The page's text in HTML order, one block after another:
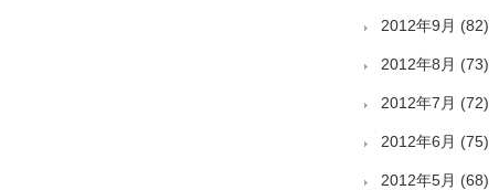
2012年9月 (82)
2012年8月 (73)
2012年7月 (72)
2012年6月 (75)
2012年5月 (68)